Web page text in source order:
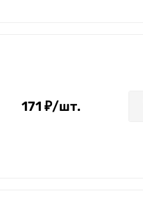
171 ₽/шт.